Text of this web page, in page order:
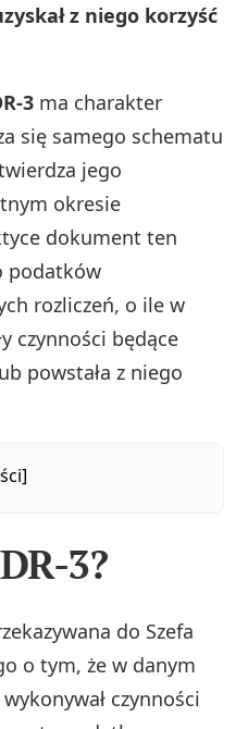
z niego korzyść
3 ma charakter
się samego schematu
jego
okresie
dokument ten
podatków
rozliczeń, o ile w
czynności będące
powstała z niego
3?
do Szefa
o tym, że w danym
czynności